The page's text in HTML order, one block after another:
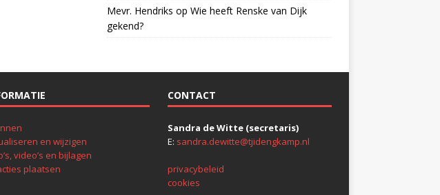
Mevr. Hendriks op Wie heeft Renske van Dijk
gekend?
en wijzigen
video’s en bijlagen
plaatsen
CONTACT
Sandra de Witte (secretaris)
E: sandra.dewitte@tjidengkamp.nl
privacybeleid
cookies